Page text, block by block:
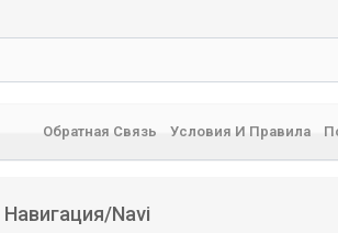
Навигация/Navi
Обратная Связь Условия И Правила